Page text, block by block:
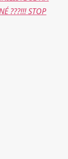
???!!! STOP